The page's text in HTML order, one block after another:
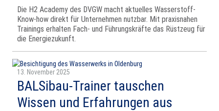
Die H2 Academy des DVGW macht aktuelles Wasserstoff-
Know-how direkt für Unternehmen nutzbar. Mit praxisnahen
Trainings erhalten Fach- und Führungskräfte das Rüstzeug für
die Energiezukunft.
13. November 2025
BALSibau-Trainer tauschen
Wissen und Erfahrungen aus